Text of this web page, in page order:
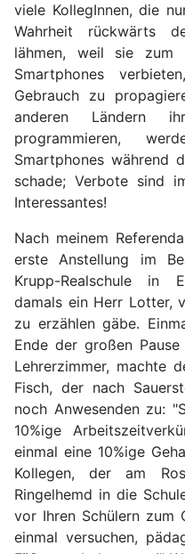
viele KollegInnen, die
Wahrheit rückwärts
lähmen, weil sie zum
Smartphones
Gebrauch zu
anderen Ländern
programmieren,
Smartphones während
schade; Verbote sind
Interessantes!
Nach meinem
erste Anstellung im
Krupp-Realschule in
damals ein Herr Lotter,
zu erzählen gäbe.
Ende der großen
Lehrerzimmer, machte
Fisch, der nach
noch Anwesenden zu:
10%ige
einmal eine 10%ige
Kollegen, der am
Ringelhemd in die
vor Ihren Schülern zum
einmal versuchen,